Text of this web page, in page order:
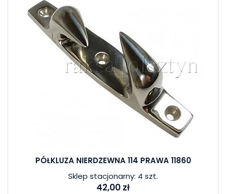
PÓŁKLUZA NIERDZEWNA 114 PRAWA 11860
Sklep stacjonarny: 4 szt.
42,00 zł